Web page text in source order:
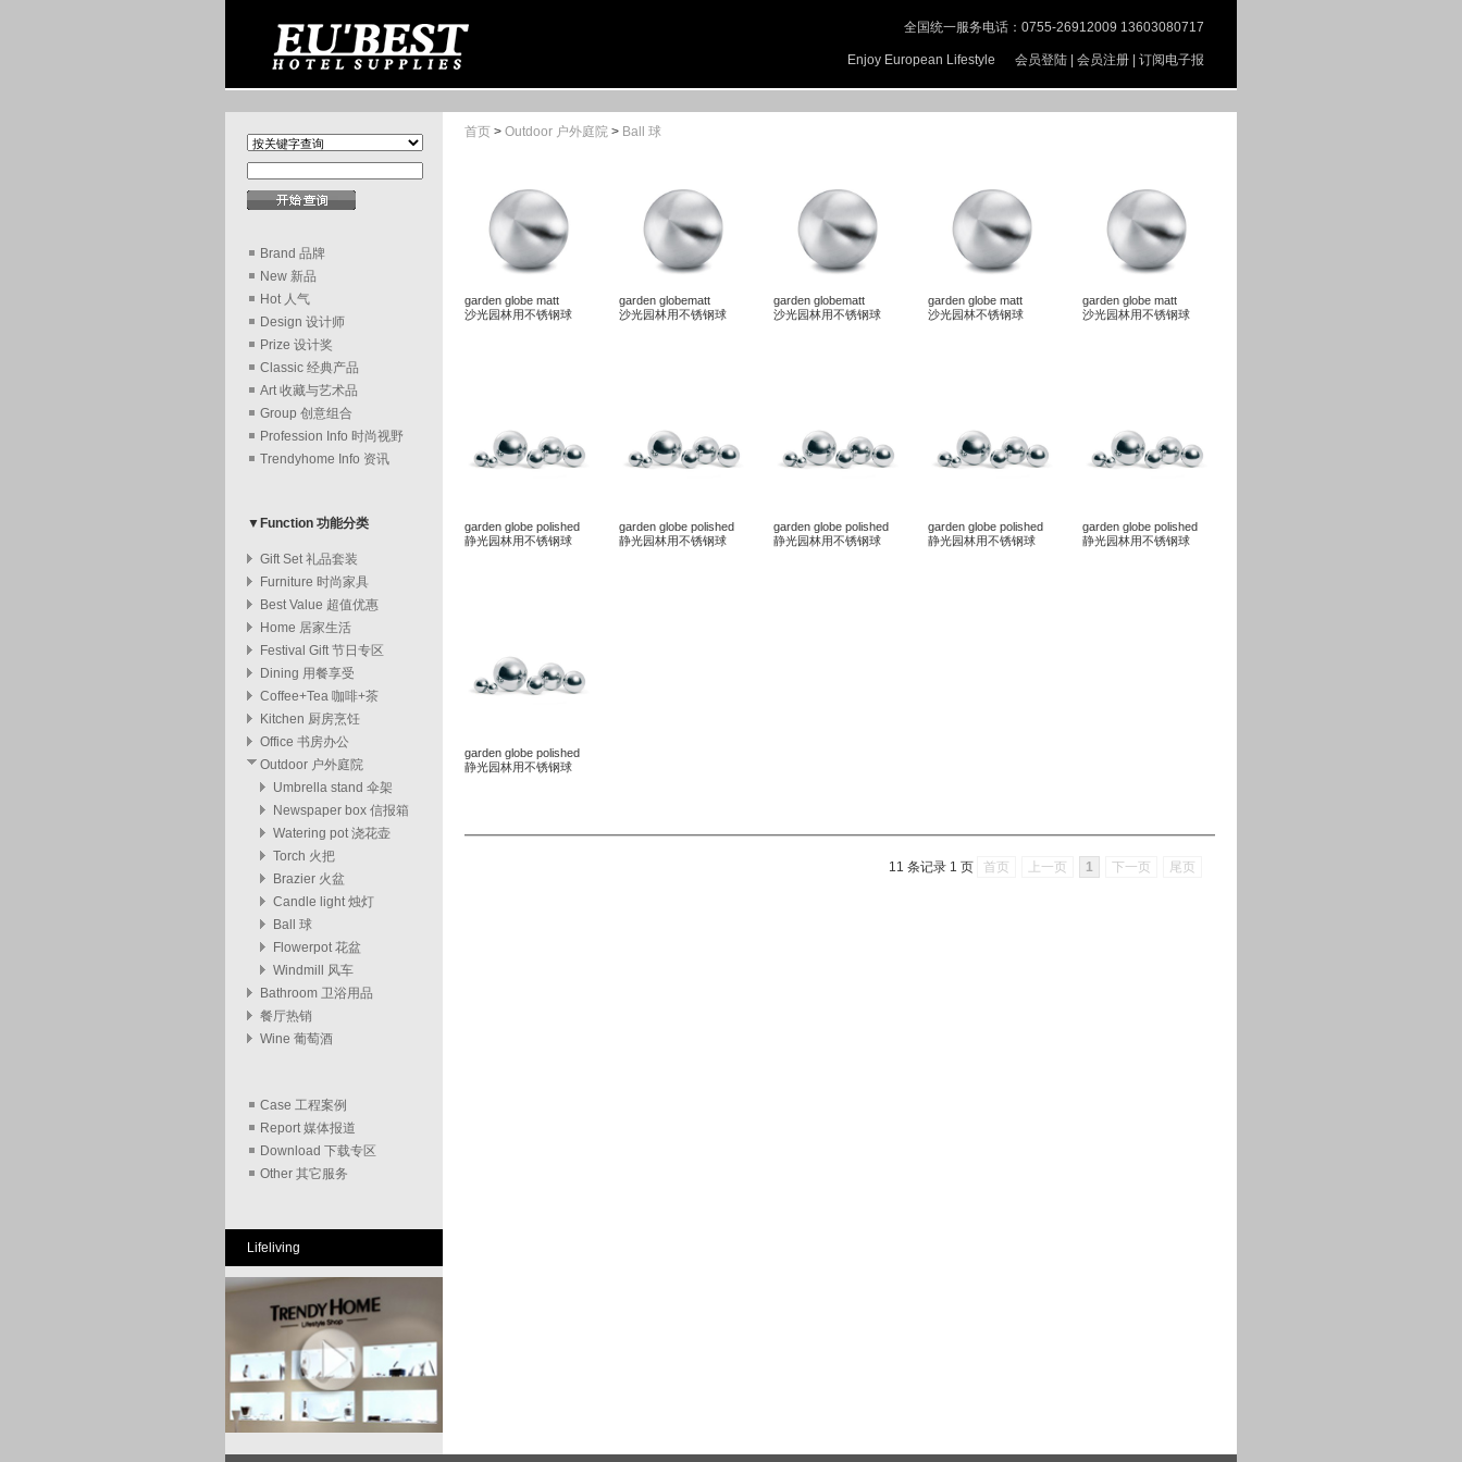
全国统一服务电话：0755-26912009 13603080717
Enjoy European Lifestyle 会员登陆 会员注册 订阅电子报
Brand 品牌
New 新品
Hot 人气
Design 设计师
Prize 设计奖
Classic 经典产品
Art 收藏与艺术品
Group 创意组合
Profession Info 时尚视野
Trendyhome Info 资讯
▼Function 功能分类
Gift Set 礼品套装
Furniture 时尚家具
Best Value 超值优惠
Home 居家生活
Festival Gift 节日专区
Dining 用餐享受
Coffee+Tea 咖啡+茶
Kitchen 厨房烹饪
Office 书房办公
Outdoor 户外庭院
Umbrella stand 伞架
Newspaper box 信报箱
Watering pot 浇花壶
Torch 火把
Brazier 火盆
Candle light 烛灯
Ball 球
Flowerpot 花盆
Windmill 风车
Bathroom 卫浴用品
餐厅热销
Wine 葡萄酒
Case 工程案例
Report 媒体报道
Download 下载专区
Other 其它服务
Lifeliving
首页 > Outdoor 户外庭院 > Ball 球
garden globe matt
沙光园林用不锈钢球
garden globematt
沙光园林用不锈钢球
garden globematt
沙光园林用不锈钢球
garden globe matt
沙光园林不锈钢球
garden globe matt
沙光园林用不锈钢球
garden globe polished
静光园林用不锈钢球
garden globe polished
静光园林用不锈钢球
garden globe polished
静光园林用不锈钢球
garden globe polished
静光园林用不锈钢球
garden globe polished
静光园林用不锈钢球
garden globe polished
静光园林用不锈钢球
11 条记录 1 页 首页 上一页 1 下一页 尾页